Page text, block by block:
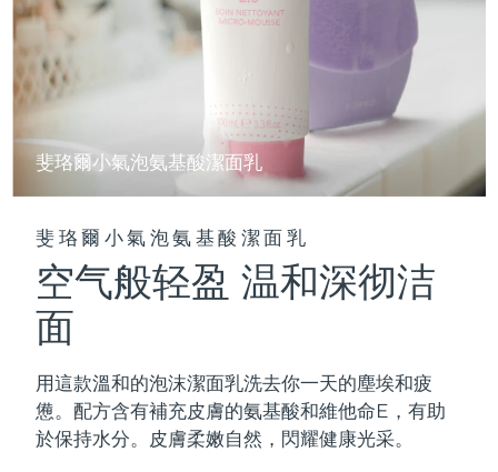
斐珞爾小氣泡氨基酸潔面乳
斐珞爾小氣泡氨基酸潔面乳
空气般轻盈 温和深彻洁
面
用這款溫和的泡沫潔面乳洗去你一天的塵埃和疲
憊。配方含有補充皮膚的氨基酸和維他命E，有助
於保持水分。皮膚柔嫩自然，閃耀健康光采。